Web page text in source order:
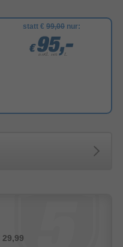
statt € 99,00 nur:
€ 95,-
€ 95,-
€ 95,-
inkl. MwSt.
29,99